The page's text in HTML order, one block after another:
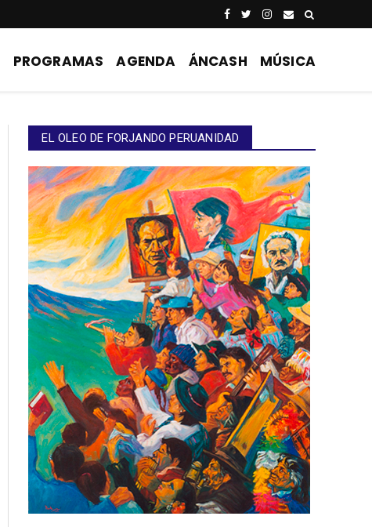
PROGRAMAS AGENDA ÁNCASH MÚSICA
EL OLEO DE FORJANDO PERUANIDAD